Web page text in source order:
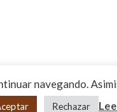
navegando.
Rechazar